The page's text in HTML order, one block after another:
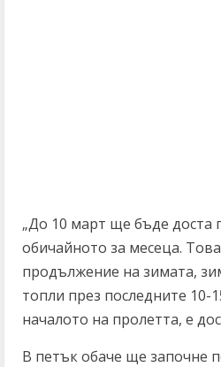
„До 10 март ще бъде доста
обичайното за месеца.
продължение на зимата,
топли през последните 10-
началото на пролетта, е
В петък обаче ще започне